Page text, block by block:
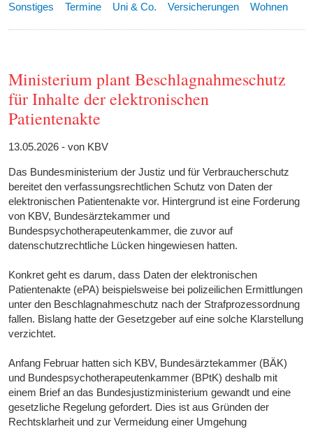
Sonstiges
Termine Uni & Co. Versicherungen Wohnen
Ministerium plant Beschlagnahmeschutz
für Inhalte der elektronischen
Patientenakte
13.05.2026 - von KBV
Das Bundesministerium der Justiz und für Verbraucherschutz
bereitet den verfassungsrechtlichen Schutz von Daten der
elektronischen Patientenakte vor. Hintergrund ist eine Forderung
von KBV, Bundesärztekammer und
Bundespsychotherapeutenkammer, die zuvor auf
datenschutzrechtliche Lücken hingewiesen hatten.
Konkret geht es darum, dass Daten der elektronischen
Patientenakte (ePA) beispielsweise bei polizeilichen Ermittlungen
unter den Beschlagnahmeschutz nach der Strafprozessordnung
fallen. Bislang hatte der Gesetzgeber auf eine solche Klarstellung
verzichtet.
Anfang Februar hatten sich KBV, Bundesärztekammer (BÄK)
und Bundespsychotherapeutenkammer (BPtK) deshalb mit
einem Brief an das Bundesjustizministerium gewandt und eine
gesetzliche Regelung gefordert. Dies ist aus Gründen der
Rechtsklarheit und zur Vermeidung einer Umgehung